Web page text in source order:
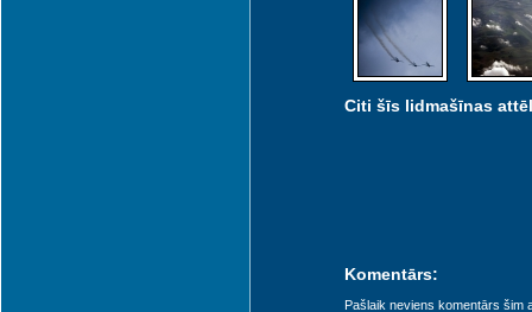
Citi šīs lidmašīnas
Komentārs:
Pašlaik neviens komentārs šim